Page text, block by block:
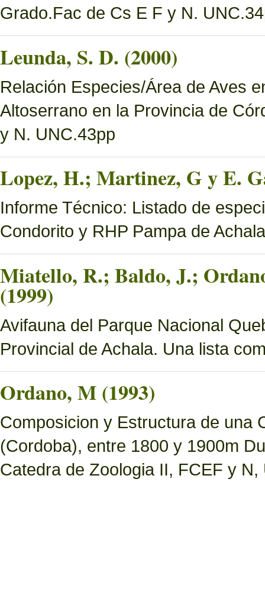
Grado.Fac de Cs E F y N.
Leunda, S. D. (2000)
Relación Especies/Área de Aves
Altoserrano en la Provincia de
y N. UNC.43pp
Lopez, H.; Martinez, G y E.
Informe Técnico: Listado de
Condorito y RHP Pampa de Achala
Miatello, R.; Baldo, J.;
(1999)
Avifauna del Parque Nacional
Provincial de Achala. Una lista
Ordano, M (1993)
Composicion y Estructura de una
(Cordoba), entre 1800 y 1900m
Catedra de Zoologia II, FCEF y N,